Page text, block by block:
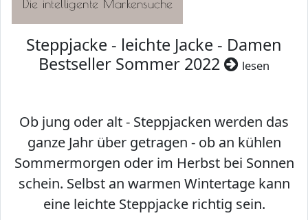
Steppjacke - leichte Jacke - Damen
Bestseller Sommer 2022
lesen
Ob jung oder alt - Steppjacken werden das
ganze Jahr über getragen - ob an kühlen
Sommermorgen oder im Herbst bei Sonnen
schein. Selbst an warmen Wintertage kann
eine leichte Steppjacke richtig sein.